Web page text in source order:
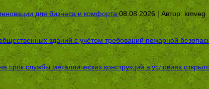
для бизнеса и комфорта 08.08.2026 | Автор: kmveg
зданий с учётом требований пожарной
срок службы металлических конструкций в условиях